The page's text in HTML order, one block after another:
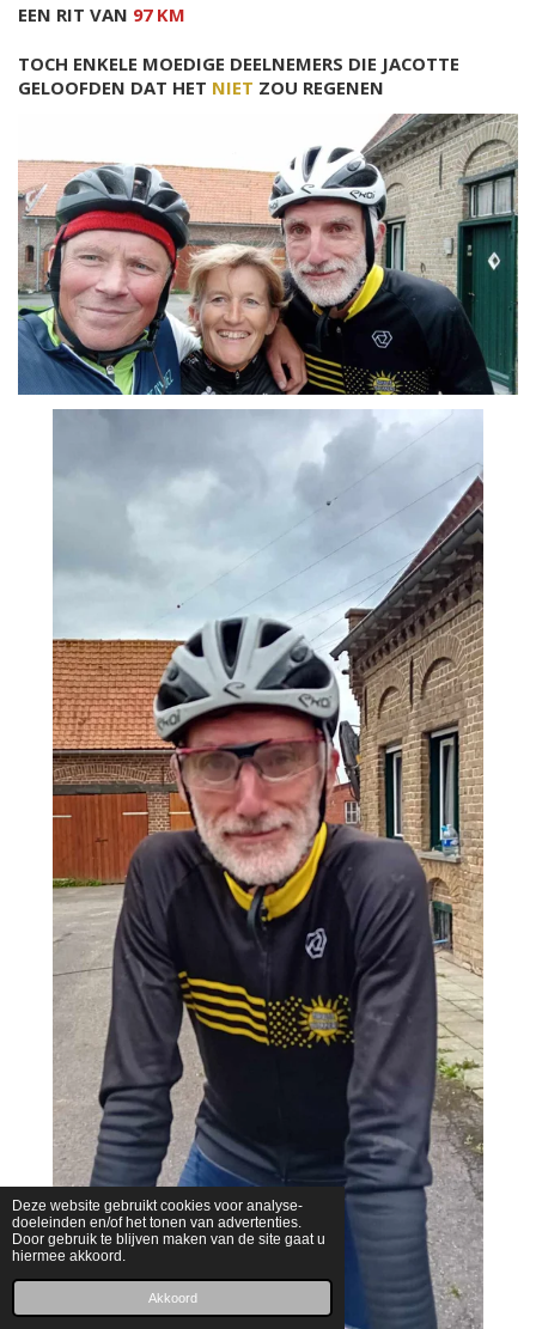
Deze website gebruikt cookies voor analyse-
doeleinden en/of het tonen van advertenties.
Door gebruik te blijven maken van de site gaat u
hiermee akkoord.
Akkoord
EEN RIT VAN 97 KM
TOCH ENKELE MOEDIGE DEELNEMERS DIE JACOTTE
GELOOFDEN DAT HET NIET ZOU REGENEN